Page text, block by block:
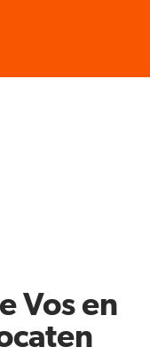
Vos en